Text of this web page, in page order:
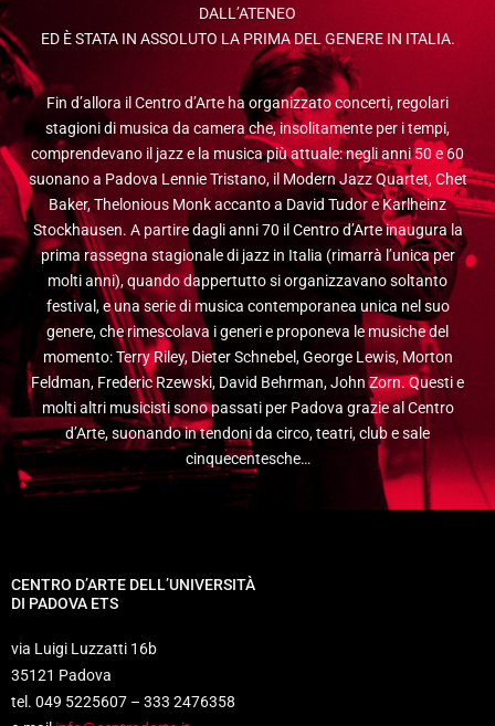
DALL’ATENEO
ED È STATA IN ASSOLUTO LA PRIMA DEL GENERE IN ITALIA.
Fin d’allora il Centro d’Arte ha organizzato concerti, regolari
stagioni di musica da camera che, insolitamente per i tempi,
comprendevano il jazz e la musica più attuale: negli anni 50 e 60
suonano a Padova Lennie Tristano, il Modern Jazz Quartet, Chet
Baker, Thelonious Monk accanto a David Tudor e Karlheinz
Stockhausen. A partire dagli anni 70 il Centro d’Arte inaugura la
prima rassegna stagionale di jazz in Italia (rimarrà l’unica per
molti anni), quando dappertutto si organizzavano soltanto
festival, e una serie di musica contemporanea unica nel suo
genere, che rimescolava i generi e proponeva le musiche del
momento: Terry Riley, Dieter Schnebel, George Lewis, Morton
Feldman, Frederic Rzewski, David Behrman, John Zorn. Questi e
molti altri musicisti sono passati per Padova grazie al Centro
d’Arte, suonando in tendoni da circo, teatri, club e sale
cinquecentesche…
CENTRO D’ARTE DELL’UNIVERSITÀ
DI PADOVA ETS
via Luigi Luzzatti 16b
35121 Padova
tel. 049 5225607 – 333 2476358